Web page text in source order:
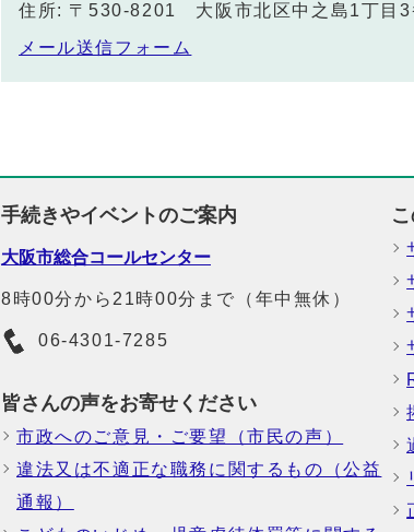
住所: 〒530-8201 大阪市北区中之島1丁目3
メール送信フォーム
手続きやイベントのご案内
大阪市総合コールセンター
8時00分から21時00分まで（年中無休）
06-4301-7285
皆さんの声をお寄せください
市政へのご意見・ご要望（市民の声）
違法又は不適正な職務に関するもの（公益
通報）